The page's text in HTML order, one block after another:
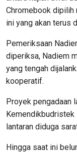
Chromebook dipilih
ini yang akan terus
Pemeriksaan
diperiksa, Nadiem
yang tengah
kooperatif.
Proyek pengadaan
lantaran diduga
Hingga saat ini